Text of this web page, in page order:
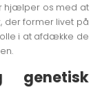
hjælper os med at
der former livet på
i at afdække de
genetisk